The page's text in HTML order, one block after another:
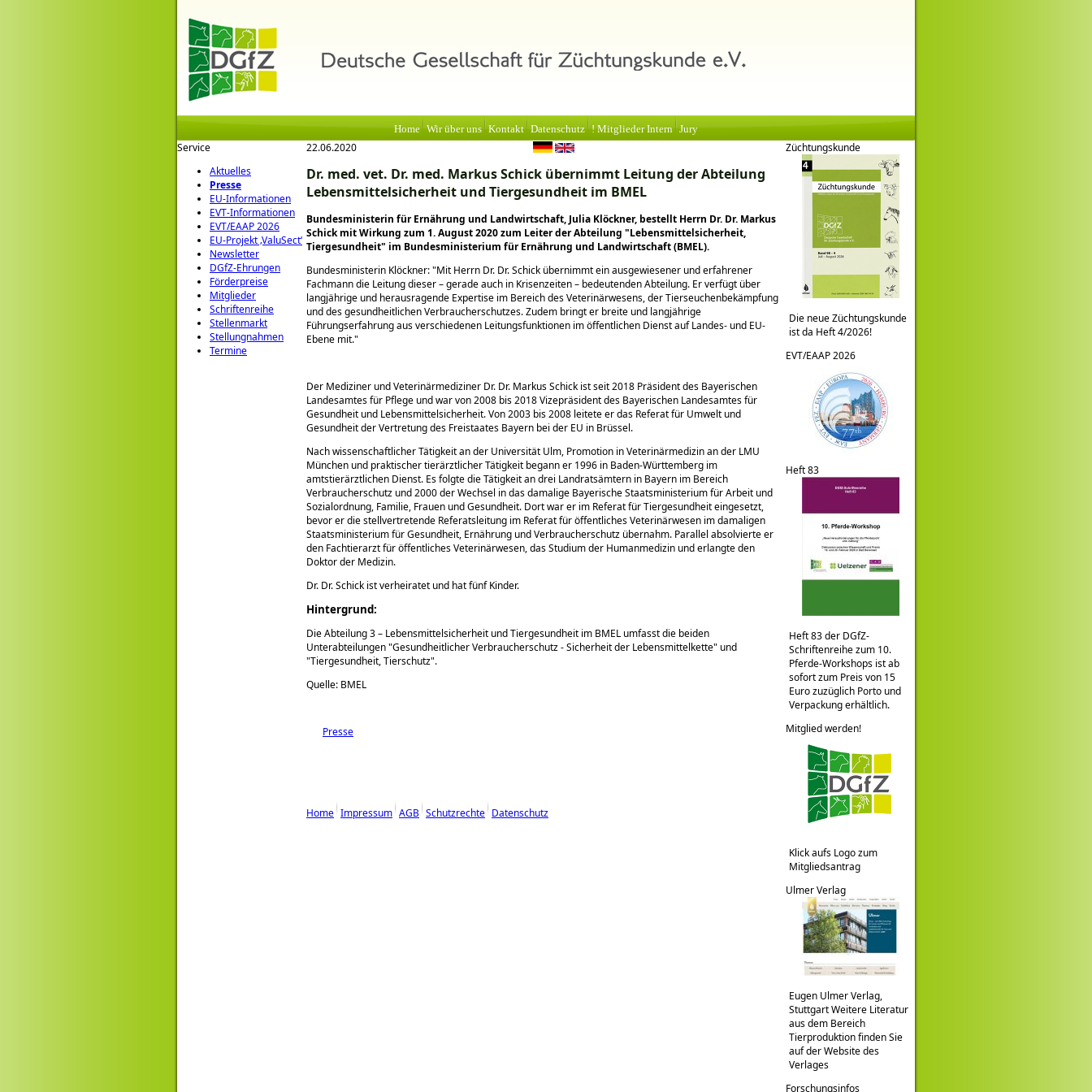
Home Wir über uns Kontakt Datenschutz ! Mitglieder Intern Jury
Service
Aktuelles
Presse
EU-Informationen
EVT-Informationen
EVT/EAAP 2026
EU-Projekt ‚ValuSect‘
Newsletter
DGfZ-Ehrungen
Förderpreise
Mitglieder
Schriftenreihe
Stellenmarkt
Stellungnahmen
Termine
22.06.2020
Dr. med. vet. Dr. med. Markus Schick übernimmt Leitung der Abteilung
Lebensmittelsicherheit und Tiergesundheit im BMEL
Bundesministerin für Ernährung und Landwirtschaft, Julia Klöckner, bestellt Herrn Dr. Dr. Markus
Schick mit Wirkung zum 1. August 2020 zum Leiter der Abteilung
Lebensmittelsicherheit,
Tiergesundheit im Bundesministerium für Ernährung und Landwirtschaft (BMEL).
Bundesministerin Klöckner: Mit Herrn Dr. Dr. Schick übernimmt ein ausgewiesener und erfahrener
Fachmann die Leitung dieser – gerade auch in Krisenzeiten – bedeutenden Abteilung. Er verfügt über
langjährige und herausragende Expertise im Bereich des Veterinärwesens, der Tierseuchenbekämpfung
und des gesundheitlichen Verbraucherschutzes. Zudem bringt er breite und langjährige
Führungserfahrung aus verschiedenen Leitungsfunktionen im öffentlichen Dienst auf Landes- und EU-
Ebene mit.
Der Mediziner und Veterinärmediziner Dr. Dr. Markus Schick ist seit 2018 Präsident des Bayerischen
Landesamtes für Pflege und war von 2008 bis 2018 Vizepräsident des Bayerischen Landesamtes für
Gesundheit und Lebensmittelsicherheit. Von 2003 bis 2008 leitete er das Referat für Umwelt und
Gesundheit der Vertretung des Freistaates Bayern bei der EU in Brüssel.
Nach wissenschaftlicher Tätigkeit an der Universität Ulm, Promotion in Veterinärmedizin an der LMU
München und praktischer tierärztlicher Tätigkeit begann er 1996 in Baden-Württemberg im
amtstierärztlichen Dienst. Es folgte die Tätigkeit an drei Landratsämtern in Bayern im Bereich
Verbraucherschutz und 2000 der Wechsel in das damalige Bayerische Staatsministerium für Arbeit und
Sozialordnung, Familie, Frauen und Gesundheit. Dort war er im Referat für Tiergesundheit eingesetzt,
bevor er die stellvertretende Referatsleitung im Referat für öffentliches Veterinärwesen im damaligen
Staatsministerium für Gesundheit, Ernährung und Verbraucherschutz übernahm. Parallel absolvierte er
den Fachtierarzt für öffentliches Veterinärwesen, das Studium der Humanmedizin und erlangte den
Doktor der Medizin.
Dr. Dr. Schick ist verheiratet und hat fünf Kinder.
Hintergrund:
Die Abteilung 3 – Lebensmittelsicherheit und Tiergesundheit im BMEL umfasst die beiden
Unterabteilungen Gesundheitlicher Verbraucherschutz - Sicherheit der Lebensmittelkette und
Tiergesundheit, Tierschutz .
Quelle: BMEL
Presse
Home Impressum AGB Schutzrechte Datenschutz
Züchtungskunde
Die neue Züchtungskunde
ist da Heft 4/2026!
EVT/EAAP 2026
Heft 83
Heft 83 der DGfZ-
Schriftenreihe zum 10.
Pferde-Workshops ist ab
sofort zum Preis von 15
Euro zuzüglich Porto und
Verpackung erhältlich.
Mitglied werden!
Klick aufs Logo zum
Mitgliedsantrag
Ulmer Verlag
Eugen Ulmer Verlag,
Stuttgart Weitere Literatur
aus dem Bereich
Tierproduktion finden Sie
auf der Website des
Verlages
Forschungsinfos